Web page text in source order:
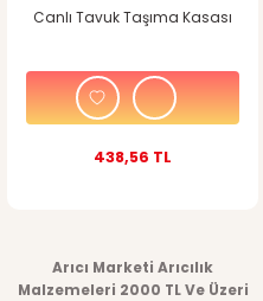
Canlı Tavuk Taşıma Kasası
438,56 TL
Arıcı Marketi Arıcılık
Malzemeleri 2000 TL Ve Üzeri